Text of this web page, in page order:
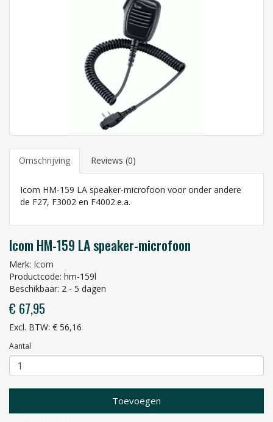
Omschrijving Reviews (0)
Icom HM-159 LA speaker-microfoon voor onder andere
de F27, F3002 en F4002.e.a.
Icom HM-159 LA speaker-microfoon
Merk: Icom
Productcode: hm-159l
Beschikbaar: 2 - 5 dagen
€ 67,95
Excl. BTW: € 56,16
Aantal
Toevoegen